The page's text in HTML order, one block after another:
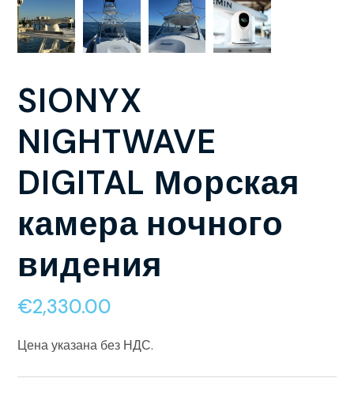
SIONYX
NIGHTWAVE
DIGITAL Морская
камера ночного
видения
€2,330.00
Цена указана без НДС.